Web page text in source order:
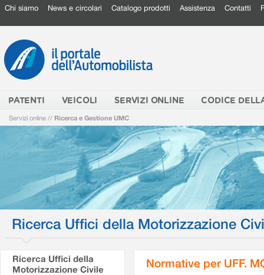
Chi siamo News e circolari Catalogo prodotti Assistenza Contatti
PATENTI VEICOLI SERVIZI ONLINE CODICE
Servizi online // Ricerca e Gestione UMC
Ricerca Uffici della Motorizzazione
Ricerca Uffici della
Motorizzazione Civile
Normative per UFF.